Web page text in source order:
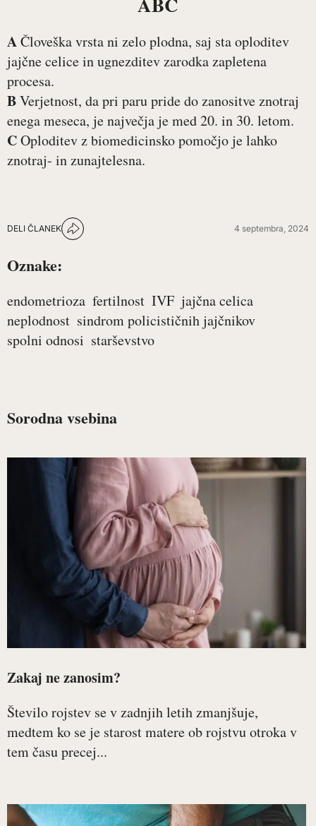
AČloveška vrsta ni zelo plodna, saj sta oploditev
jajčne celice in ugnezditev zarodka zapletena
procesa.
BVerjetnost, da pri paru pride do zanositve znotraj
enega meseca, je največja je med 20. in 30. letom.
COploditev z biomedicinsko pomočjo je lahko
znotraj- in zunajtelesna.
DELI ČLANEK 4 septembra, 2024
Oznake:
endometrioza fertilnost IVF jajčna celica
neplodnost sindrom policističnih jajčnikov
spolni odnosi starševstvo
Sorodna vsebina
Zakaj ne zanosim?
Število rojstev se v zadnjih letih zmanjšuje,
medtem ko se je starost matere ob rojstvu otroka v
tem času precej...